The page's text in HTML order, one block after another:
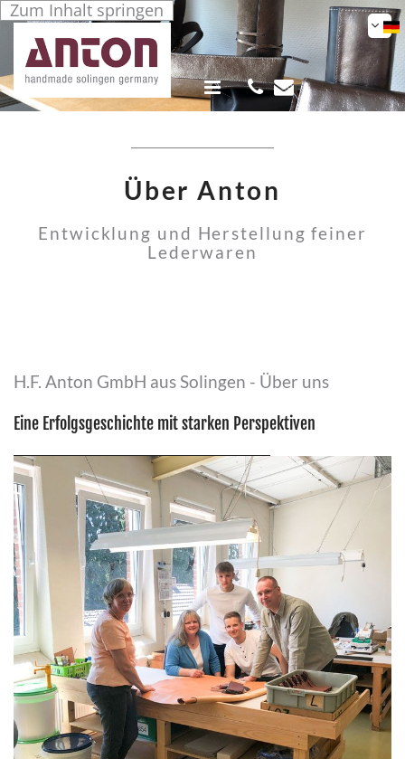
Zum Inhalt springen
 
Über Anton
Entwicklung und Herstellung feiner
Lederwaren
H.F. Anton GmbH aus Solingen - Über uns
Eine Erfolgsgeschichte mit starken Perspektiven